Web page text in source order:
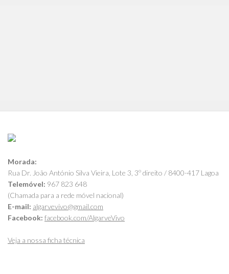
Morada:
Rua Dr. João António Silva Vieira, Lote 3, 3º direito / 8400-417 Lagoa
Telemóvel: 967 823 648
(Chamada para a rede móvel nacional)
E-mail: algarvevivo@gmail.com
Facebook: facebook.com/AlgarveVivo
Veja a nossa ficha técnica